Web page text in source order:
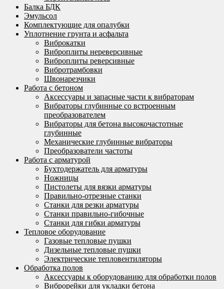
Балка БДК
Эмульсол
Комплектующие для опалубки
Уплотнение грунта и асфальта
Виброкатки
Виброплиты нереверсивные
Виброплиты реверсивные
Вибротрамбовки
Швонарезчики
Работа с бетоном
Аксессуары и запасные части к вибраторам
Вибраторы глубинные со встроенным
преобразователем
Вибраторы для бетона высокочастотные
глубинные
Механические глубинные вибраторы
Преобразователи частоты
Работа с арматурой
Бухтодержатель для арматуры
Ножницы
Пистолеты для вязки арматуры
Правильно-отрезные станки
Станки для резки арматуры
Станки правильно-гибочные
Станки для гибки арматуры
Тепловое оборудование
Газовые тепловые пушки
Дизельные тепловые пушки
Электрические тепловентиляторы
Обработка полов
Аксессуары к оборудованию для обработки полов
Виброрейки для укладки бетона